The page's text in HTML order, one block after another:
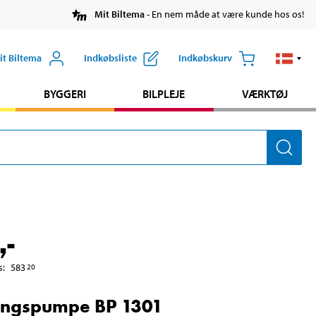
Mit Biltema- En nem måde at være kunde hos os!
Biltema Indkøbsliste Indkøbskurv
BYGGERI BILPLEJE VÆRKTØJ
,-
: 583 20
BP 1301